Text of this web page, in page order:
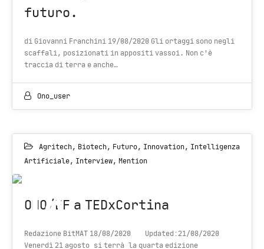
futuro.
di Giovanni Franchini 19/08/2020 Gli ortaggi sono negli
scaffali, posizionati in appositi vassoi. Non c'è
traccia di terra e anche…
Ono_user
Agritech, Biotech, Futuro, Innovation, Intelligenza
Artificiale, Interview, Mention
18
ONO/EF a TEDxCortina
Redazione BitMAT 18/08/2020 Updated:21/08/2020
Venerdì 21 agosto si terrà la quarta edizione